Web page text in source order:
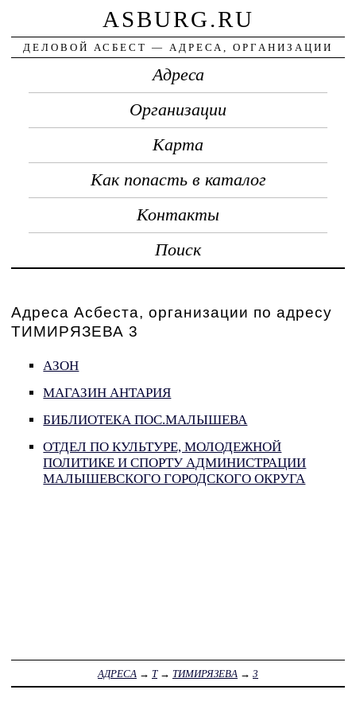
ASBURG.RU
ДЕЛОВОЙ АСБЕСТ — АДРЕСА, ОРГАНИЗАЦИИ
Адреса
Организации
Карта
Как попасть в каталог
Контакты
Поиск
Адреса Асбеста, организации по адресу
ТИМИРЯЗЕВА 3
АЗОН
МАГАЗИН АНТАРИЯ
БИБЛИОТЕКА ПОС.МАЛЫШЕВА
ОТДЕЛ ПО КУЛЬТУРЕ, МОЛОДЕЖНОЙ
ПОЛИТИКЕ И СПОРТУ АДМИНИСТРАЦИИ
МАЛЫШЕВСКОГО ГОРОДСКОГО ОКРУГА
АДРЕСА → Т→ ТИМИРЯЗЕВА → 3